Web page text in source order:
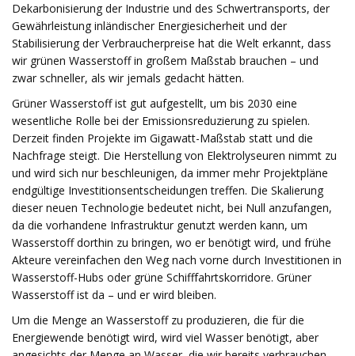
Dekarbonisierung der Industrie und des Schwertransports, der
Gewährleistung inländischer Energiesicherheit und der
Stabilisierung der Verbraucherpreise hat die Welt erkannt, dass
wir grünen Wasserstoff in großem Maßstab brauchen – und
zwar schneller, als wir jemals gedacht hätten.
Grüner Wasserstoff ist gut aufgestellt, um bis 2030 eine
wesentliche Rolle bei der Emissionsreduzierung zu spielen.
Derzeit finden Projekte im Gigawatt-Maßstab statt und die
Nachfrage steigt. Die Herstellung von Elektrolyseuren nimmt zu
und wird sich nur beschleunigen, da immer mehr Projektpläne
endgültige Investitionsentscheidungen treffen. Die Skalierung
dieser neuen Technologie bedeutet nicht, bei Null anzufangen,
da die vorhandene Infrastruktur genutzt werden kann, um
Wasserstoff dorthin zu bringen, wo er benötigt wird, und frühe
Akteure vereinfachen den Weg nach vorne durch Investitionen in
Wasserstoff-Hubs oder grüne Schifffahrtskorridore. Grüner
Wasserstoff ist da – und er wird bleiben.
Um die Menge an Wasserstoff zu produzieren, die für die
Energiewende benötigt wird, wird viel Wasser benötigt, aber